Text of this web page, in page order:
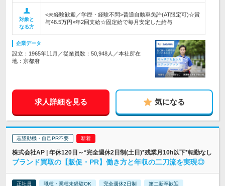
対象と
なる方
<未経験歓迎／学歴・経験不問>普通自動車免許(AT限定可)☆賞
与48.5万円×年2回支給☆固定給で毎月安定した給与
企業データ
設立：1965年11月／従業員数：50,948人／本社所在
地：京都府
求人詳細を見る 気になる
志望動機・自己PR不要
株式会社AP | 年休120日～*完全週休2日制(土日)*残業月10h以下*転勤なし
ブランド買取の【販促・PR】働き方と年収の二刀流を実現◎
正社員 職種・業種未経験OK 完全週休2日制 第二新卒歓迎